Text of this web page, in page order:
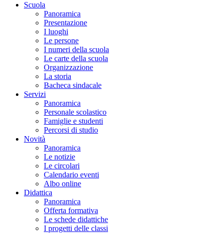
Scuola
Panoramica
Presentazione
I luoghi
Le persone
I numeri della scuola
Le carte della scuola
Organizzazione
La storia
Bacheca sindacale
Servizi
Panoramica
Personale scolastico
Famiglie e studenti
Percorsi di studio
Novità
Panoramica
Le notizie
Le circolari
Calendario eventi
Albo online
Didattica
Panoramica
Offerta formativa
Le schede didattiche
I progetti delle classi